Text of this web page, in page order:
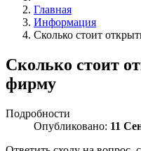
Главная
Информация
Сколько стоит
Сколько стоит
фирму
Подробности
Опубликовано: 11